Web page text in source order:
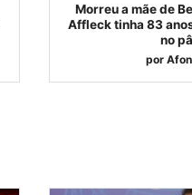
Morreu a mãe de
Affleck tinha 83
no
por